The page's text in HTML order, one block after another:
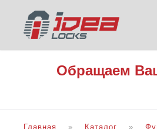
Обращаем
Главная Каталог